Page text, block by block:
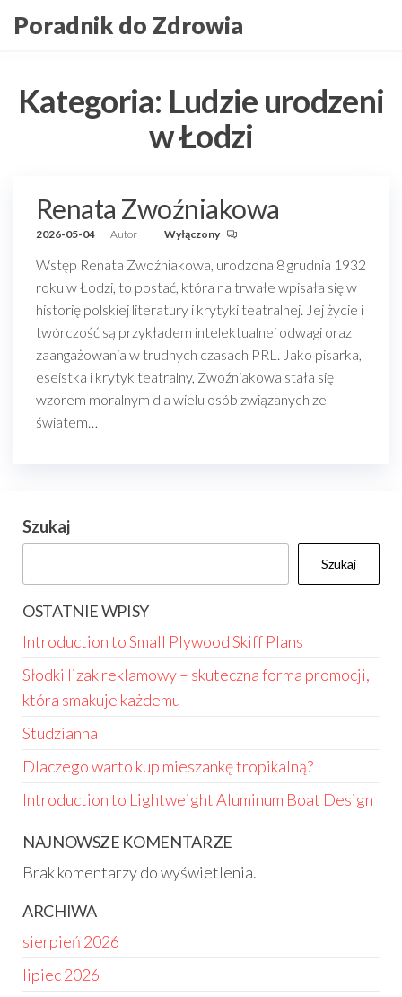
doPoradnik do Zdrowia
Kategoria: Ludzie urodzeni
w Łodzi
Renata Zwoźniakowa
2026-05-04 Autor Wyłączony
Wstęp Renata Zwoźniakowa, urodzona 8 grudnia 1932
roku w Łodzi, to postać, która na trwałe wpisała się w
historię polskiej literatury i krytyki teatralnej. Jej życie i
twórczość są przykładem intelektualnej odwagi oraz
zaangażowania w trudnych czasach PRL. Jako pisarka,
eseistka i krytyk teatralny, Zwoźniakowa stała się
wzorem moralnym dla wielu osób związanych ze
światem…
Szukaj
Szukaj
OSTATNIE WPISY
Introduction to Small Plywood Skiff Plans
Słodki lizak reklamowy – skuteczna forma promocji,
która smakuje każdemu
Studzianna
Dlaczego warto kup mieszankę tropikalną?
Introduction to Lightweight Aluminum Boat Design
NAJNOWSZE KOMENTARZE
Brak komentarzy do wyświetlenia.
ARCHIWA
sierpień 2026
lipiec 2026